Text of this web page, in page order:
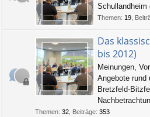
Schullandheim
Themen: 19
Das
bis 2012)
Meinungen,
Angebote rund
Bretzfeld-
Themen: 32 Beiträge: 353